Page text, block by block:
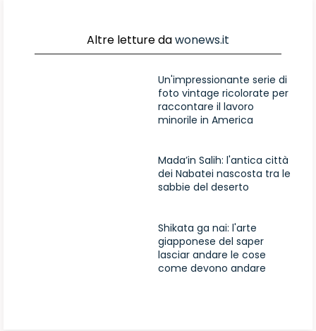
Altre letture dawonews.it
Un'impressionante serie di
foto vintage ricolorate per
raccontare il lavoro
minorile in America
Mada’in Salih: l'antica città
dei Nabatei nascosta tra le
sabbie del deserto
Shikata ga nai: l'arte
giapponese del saper
lasciar andare le cose
come devono andare